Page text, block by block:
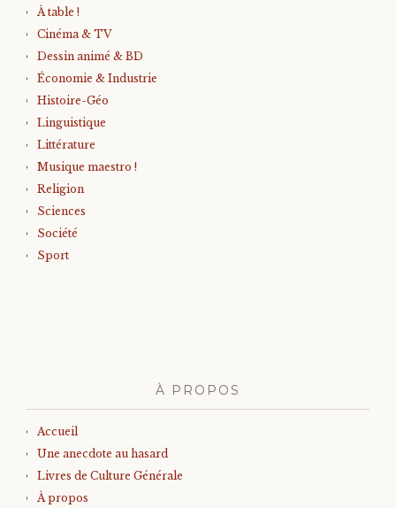
À table !
Cinéma & TV
Dessin animé & BD
Économie & Industrie
Histoire-Géo
Linguistique
Littérature
Musique maestro !
Religion
Sciences
Société
Sport
À PROPOS
Accueil
Une anecdote au hasard
Livres de Culture Générale
À propos